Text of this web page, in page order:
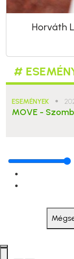
Horváth
#
ESEMÉNYEK ●
MOVE -